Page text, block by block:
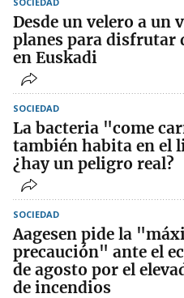
Desde un velero a un
planes para disfrutar
en Euskadi
SOCIEDAD
La bacteria "come
también habita en el
¿hay un peligro real?
SOCIEDAD
Aagesen pide la
precaución" ante el
de agosto por el
de incendios